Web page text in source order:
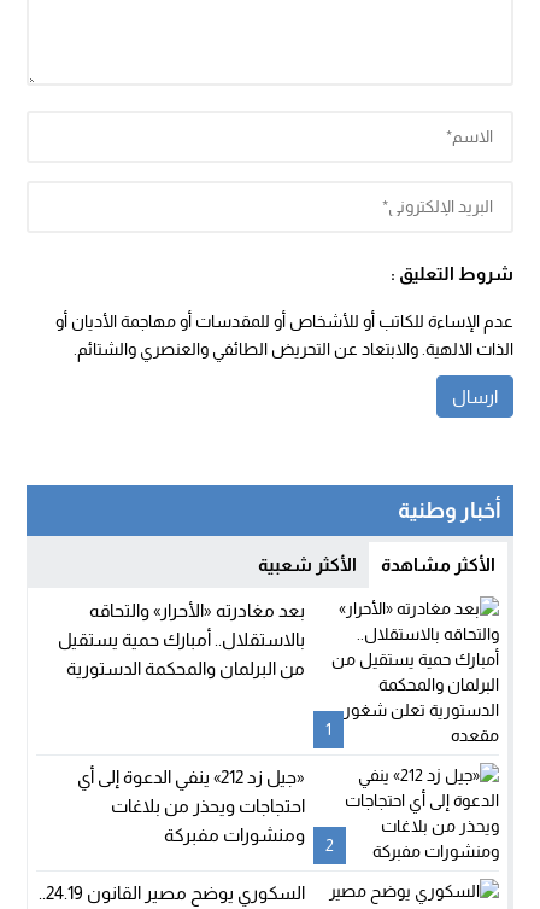
شروط التعليق :
عدم الإساءة للكاتب أو للأشخاص أو للمقدسات أو مهاجمة الأديان أو
الذات الالهية. والابتعاد عن التحريض الطائفي والعنصري والشتائم.
أخبار وطنية
الأكثر مشاهدة الأكثر شعبية
1
بعد مغادرته «الأحرار» والتحاقه
بالاستقلال.. أمبارك حمية يستقيل
من البرلمان والمحكمة الدستورية
2
«جيل زد 212» ينفي الدعوة إلى أي
احتجاجات ويحذر من بلاغات
ومنشورات مفبركة